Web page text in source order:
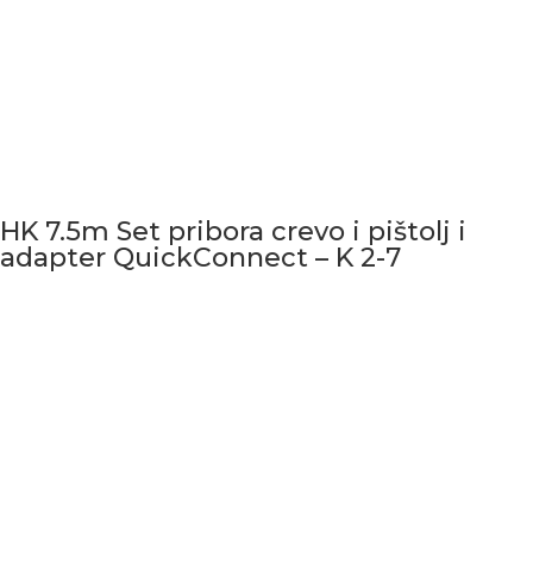
HK 7.5m Set pribora crevo i pištolj i
adapter QuickConnect – K 2-7